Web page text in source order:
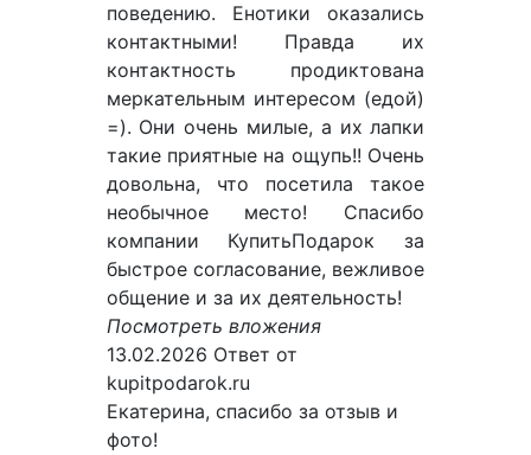
поведению. Енотики оказались
контактными! Правда их
контактность продиктована
меркательным интересом (едой)
=). Они очень милые, а их лапки
такие приятные на ощупь!! Очень
довольна, что посетила такое
необычное место! Спасибо
компании КупитьПодарок за
быстрое согласование, вежливое
общение и за их деятельность!
Посмотреть вложения
13.02.2026 Ответ от
kupitpodarok.ru
Екатерина, спасибо за отзыв и
фото!